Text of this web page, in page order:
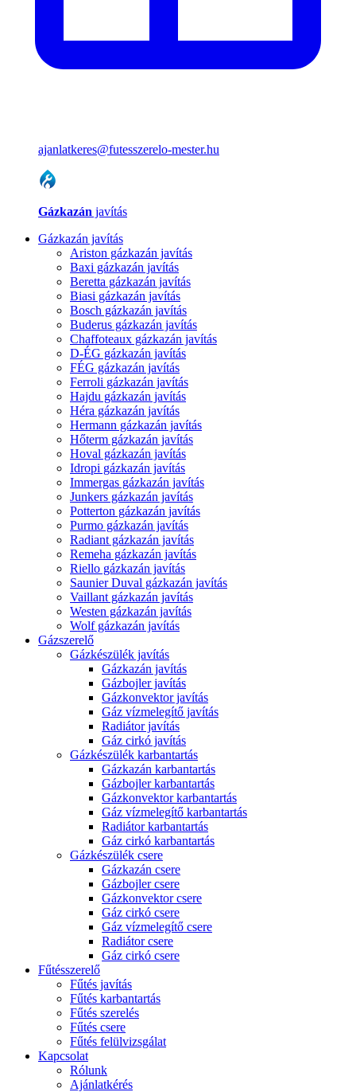
ajanlatkeres@futesszerelo-mester.hu
Gázkazán javítás
Gázkazán javítás
Ariston gázkazán javítás
Baxi gázkazán javítás
Beretta gázkazán javítás
Biasi gázkazán javítás
Bosch gázkazán javítás
Buderus gázkazán javítás
Chaffoteaux gázkazán javítás
D-ÉG gázkazán javítás
FÉG gázkazán javítás
Ferroli gázkazán javítás
Hajdu gázkazán javítás
Héra gázkazán javítás
Hermann gázkazán javítás
Hőterm gázkazán javítás
Hoval gázkazán javítás
Idropi gázkazán javítás
Immergas gázkazán javítás
Junkers gázkazán javítás
Potterton gázkazán javítás
Purmo gázkazán javítás
Radiant gázkazán javítás
Remeha gázkazán javítás
Riello gázkazán javítás
Saunier Duval gázkazán javítás
Vaillant gázkazán javítás
Westen gázkazán javítás
Wolf gázkazán javítás
Gázszerelő
Gázkészülék javítás
Gázkazán javítás
Gázbojler javítás
Gázkonvektor javítás
Gáz vízmelegítő javítás
Radiátor javítás
Gáz cirkó javítás
Gázkészülék karbantartás
Gázkazán karbantartás
Gázbojler karbantartás
Gázkonvektor karbantartás
Gáz vízmelegítő karbantartás
Radiátor karbantartás
Gáz cirkó karbantartás
Gázkészülék csere
Gázkazán csere
Gázbojler csere
Gázkonvektor csere
Gáz cirkó csere
Gáz vízmelegítő csere
Radiátor csere
Gáz cirkó csere
Fűtésszerelő
Fűtés javítás
Fűtés karbantartás
Fűtés szerelés
Fűtés csere
Fűtés felülvizsgálat
Kapcsolat
Rólunk
Ajánlatkérés